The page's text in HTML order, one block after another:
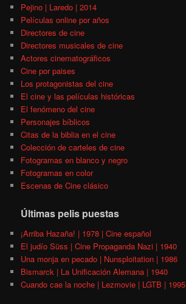
Pejino | Laredo | 2014
Películas online por años
Directores de cine
Directores musicales de cine
Actores cinematográficos
Cine por paises
Los protagonistas del cine
El cine y las películas históricas
El fenómeno del cine
Personajes bíblicos
Citas de la biblia en el cine
Colección de carteles de cine
Fotogramas en blanco y negro
Fotogramas en color
Escenas de Cine clásico
Últimas pelis puestas
¡Arriba Hazaña! | 1978 | Cine español
El judío Süss | Cine Propaganda Nazi | 1940
Una monja en pecado | Nunsploitation | 1986
Bismarck | La Unificación Alemana | 1940
Cuando cae la noche | Lezmovie | LGTB | 1995